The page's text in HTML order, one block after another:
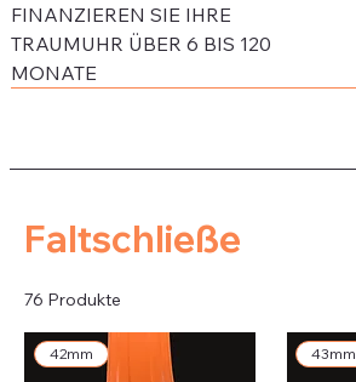
FINANZIEREN SIE IHRE
TRAUMUHR ÜBER 6 BIS 120
MONATE
Faltschließe
76 Produkte
42mm 43mm